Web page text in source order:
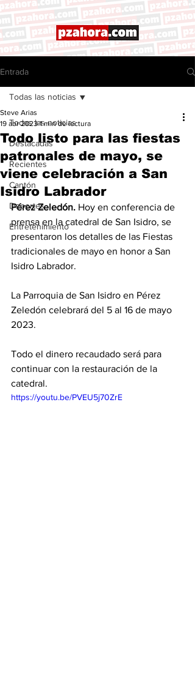
Entrada
Todas las noticias
Destacadas
Recientes
Cantón
Deportes
Entretenimiento
Todas las noticias
Todo listo para las fiestas
patronales de mayo, se
viene celebración a San
Isidro Labrador
Steve Arias
19 abr 2023 1 min de lectura
Pérez Zeledón. Hoy en conferencia de
prensa en la catedral de San Isidro, se
presentaron los detalles de las Fiestas
tradicionales de mayo en honor a San
Isidro Labrador.
La Parroquia de San Isidro en Pérez
Zeledón celebrará del 5 al 16 de mayo
2023.
Todo el dinero recaudado será para
continuar con la restauración de la
catedral.
https://youtu.be/PVEU5j70ZrE